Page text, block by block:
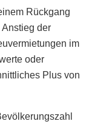
Rückgang
der
im
oder
Plus von